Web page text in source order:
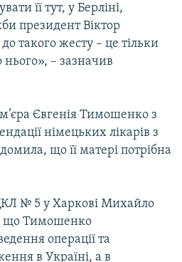
її тут, у Берліні,
президент Віктор
такого жесту – це тільки
– зазначив
Євгенія Тимошенко з
німецьких лікарів з
що її матері потрібна
№ 5 у Харкові Михайло
що Тимошенко
операції та
в Україні, а в